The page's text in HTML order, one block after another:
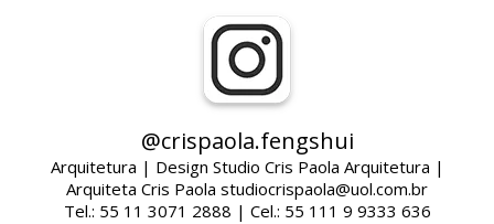
@crispaola.fengshui
Arquitetura | Design Studio Cris Paola Arquitetura |
Arquiteta Cris Paola studiocrispaola@uol.com.br
Tel.: 55 11 3071 2888 | Cel.: 55 111 9 9333 636